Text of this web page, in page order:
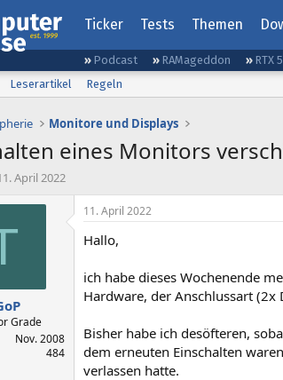
Ticker Tests Themen
Podcast RAMageddon RTX
Leserartikel Regeln
Monitore und Displays
eines Monitors
April 2022
Grade
Nov. 2008
484
11. April 2022
Hallo,
ich habe dieses Wochenende
Hardware, der Anschlussart
Bisher habe ich desöfteren,
dem erneuten Einschalten
verlassen hatte.